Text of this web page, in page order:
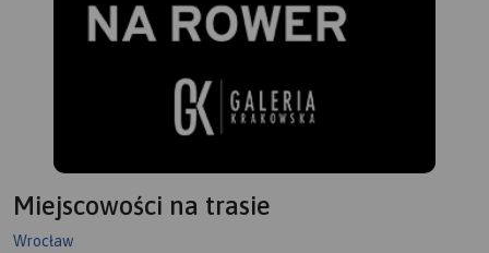
Miejscowości na trasie
Wrocław